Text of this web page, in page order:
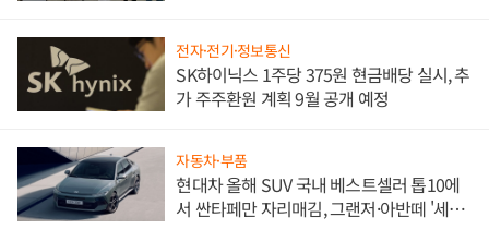
전자·전기·정보통신
SK하이닉스 1주당 375원 현금배당 실시, 추
가 주주환원 계획 9월 공개 예정
자동차·부품
현대차 올해 SUV 국내 베스트셀러 톱10에
서 싼타페만 자리매김, 그랜저·아반떼 '세단